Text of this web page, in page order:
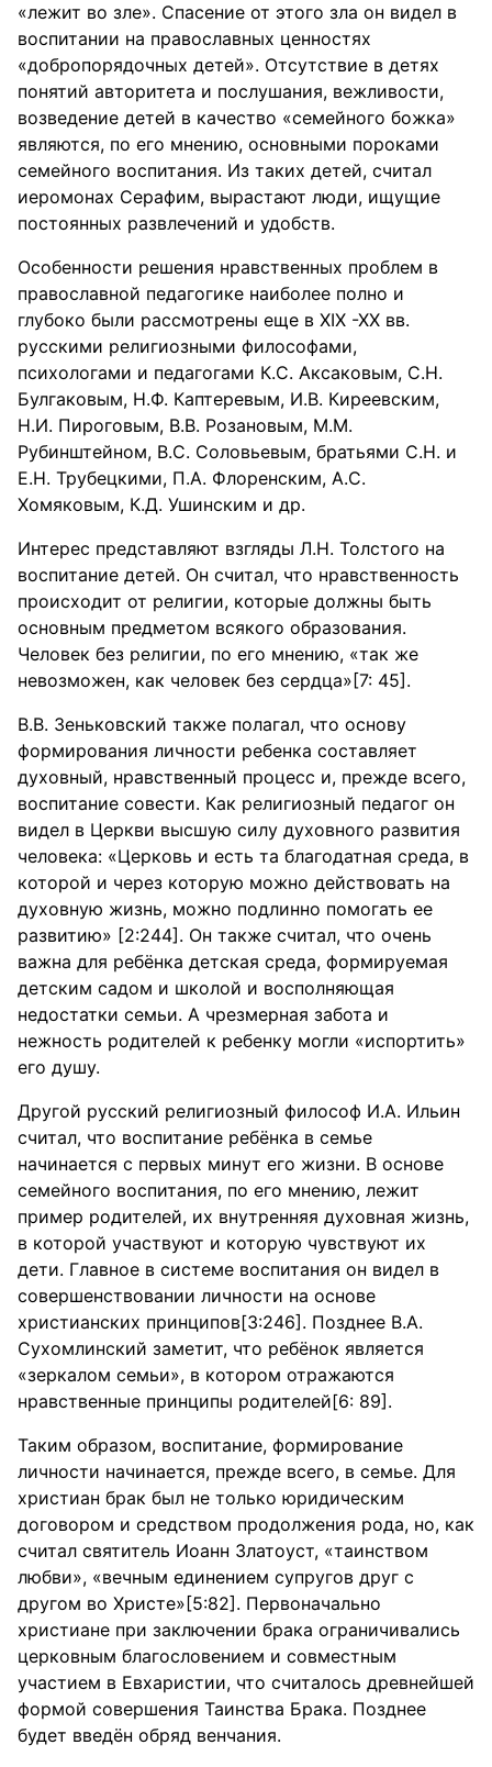
«лежит во зле». Спасение от этого зла он видел в
воспитании на православных ценностях
«добропорядочных детей». Отсутствие в детях
понятий авторитета и послушания, вежливости,
возведение детей в качество «семейного божка»
являются, по его мнению, основными пороками
семейного воспитания. Из таких детей, считал
иеромонах Серафим, вырастают люди, ищущие
постоянных развлечений и удобств.
Особенности решения нравственных проблем в
православной педагогике наиболее полно и
глубоко были рассмотрены еще в XIX -XX вв.
русскими религиозными философами,
психологами и педагогами К.С. Аксаковым, С.Н.
Булгаковым, Н.Ф. Каптеревым, И.В. Киреевским,
Н.И. Пироговым, В.В. Розановым, М.М.
Рубинштейном, B.C. Соловьевым, братьями С.Н. и
Е.Н. Трубецкими, П.А. Флоренским, А.С.
Хомяковым, К.Д. Ушинским и др.
Интерес представляют взгляды Л.Н. Толстого на
воспитание детей. Он считал, что нравственность
происходит от религии, которые должны быть
основным предметом всякого образования.
Человек без религии, по его мнению, «так же
невозможен, как человек без сердца»[7: 45].
В.В. Зеньковский также полагал, что основу
формирования личности ребенка составляет
духовный, нравственный процесс и, прежде всего,
воспитание совести. Как религиозный педагог он
видел в Церкви высшую силу духовного развития
человека: «Церковь и есть та благодатная среда, в
которой и через которую можно действовать на
духовную жизнь, можно подлинно помогать ее
развитию» [2:244]. Он также считал, что очень
важна для ребёнка детская среда, формируемая
детским садом и школой и восполняющая
недостатки семьи. А чрезмерная забота и
нежность родителей к ребенку могли «испортить»
его душу.
Другой русский религиозный философ И.А. Ильин
считал, что воспитание ребёнка в семье
начинается с первых минут его жизни. В основе
семейного воспитания, по его мнению, лежит
пример родителей, их внутренняя духовная жизнь,
в которой участвуют и которую чувствуют их
дети. Главное в системе воспитания он видел в
совершенствовании личности на основе
христианских принципов[3:246]. Позднее В.А.
Сухомлинский заметит, что ребёнок является
«зеркалом семьи», в котором отражаются
нравственные принципы родителей[6: 89].
Таким образом, воспитание, формирование
личности начинается, прежде всего, в семье. Для
христиан брак был не только юридическим
договором и средством продолжения рода, но, как
считал святитель Иоанн Златоуст, «таинством
любви», «вечным единением супругов друг с
другом во Христе»[5:82]. Первоначально
христиане при заключении брака ограничивались
церковным благословением и совместным
участием в Евхаристии, что считалось древнейшей
формой совершения Таинства Брака. Позднее
будет введён обряд венчания.